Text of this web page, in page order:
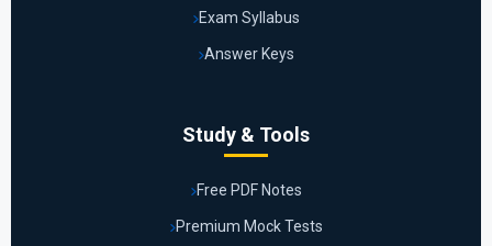
Exam Syllabus
Answer Keys
Study & Tools
Free PDF Notes
Premium Mock Tests